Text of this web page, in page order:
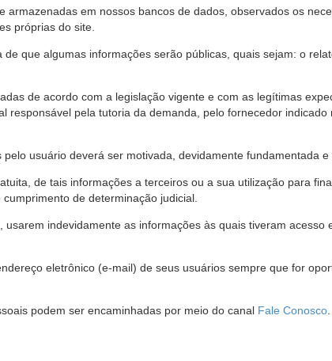
em nossos bancos de dados, observados os
próprias do site.
de que algumas informações serão públicas, quais sejam: o
de acordo com a legislação vigente e com as legítimas
responsável pela tutoria da demanda, pelo fornecedor
usuário deverá ser motivada, devidamente fundamentada
de tais informações a terceiros ou a sua utilização para
de determinação judicial.
indevidamente as informações às quais tiveram
eletrônico (e-mail) de seus usuários sempre que for
podem ser encaminhadas por meio do canal Fale Conosco